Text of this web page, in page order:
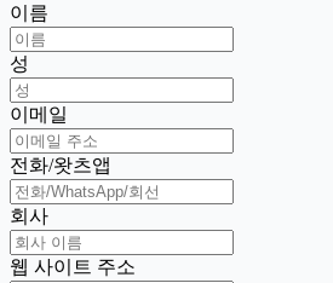
이름
성
이메일
전화/왓츠앱
회사
웹 사이트 주소